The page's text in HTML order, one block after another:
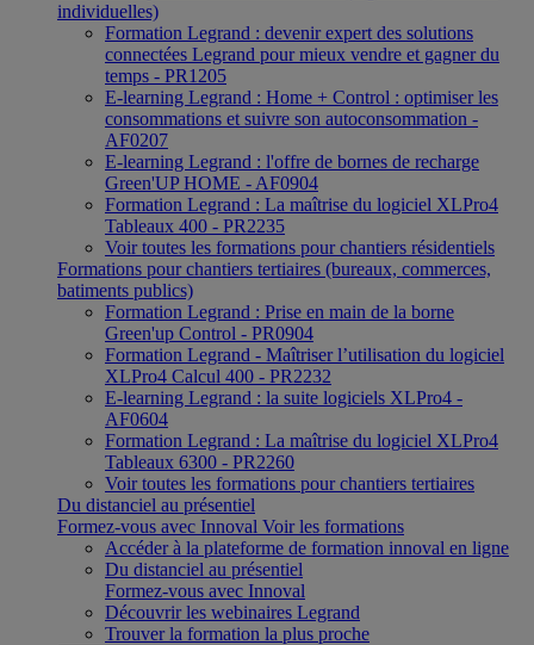
individuelles)
Formation Legrand : devenir expert des solutions
connectées Legrand pour mieux vendre et gagner du
temps - PR1205
E-learning Legrand : Home + Control : optimiser les
consommations et suivre son autoconsommation -
AF0207
E-learning Legrand : l'offre de bornes de recharge
Green'UP HOME - AF0904
Formation Legrand : La maîtrise du logiciel XLPro4
Tableaux 400 - PR2235
Voir toutes les formations pour chantiers résidentiels
Formations pour chantiers tertiaires (bureaux, commerces,
batiments publics)
Formation Legrand : Prise en main de la borne
Green'up Control - PR0904
Formation Legrand - Maîtriser l’utilisation du logiciel
XLPro4 Calcul 400 - PR2232
E-learning Legrand : la suite logiciels XLPro4 -
AF0604
Formation Legrand : La maîtrise du logiciel XLPro4
Tableaux 6300 - PR2260
Voir toutes les formations pour chantiers tertiaires
Du distanciel au présentiel
Formez-vous avec Innoval Voir les formations
Accéder à la plateforme de formation innoval en ligne
Du distanciel au présentiel
Formez-vous avec Innoval
Découvrir les webinaires Legrand
Trouver la formation la plus proche